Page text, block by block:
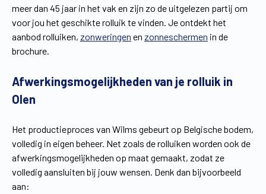
Wilms World
NL
meer dan 45 jaar in het vak en zijn zo de uitgelezen partij om
voor jou het geschikte rolluik te vinden. Je ontdekt het
aanbod rolluiken, zonweringen en zonneschermen in de
brochure.
Afwerkingsmogelijkheden van je rolluik in
Olen
Het productieproces van Wilms gebeurt op Belgische bodem,
volledig in eigen beheer. Net zoals de rolluiken worden ook de
afwerkingsmogelijkheden op maat gemaakt, zodat ze
volledig aansluiten bij jouw wensen. Denk dan bijvoorbeeld
aan: